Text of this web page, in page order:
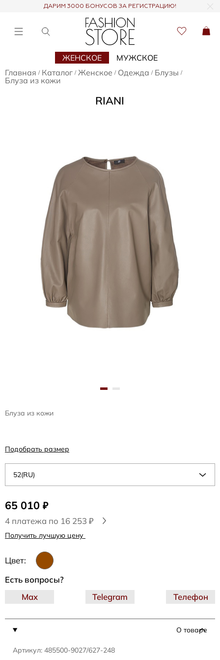
ДАРИМ 3000 БОНУСОВ ЗА РЕГИСТРАЦИЮ!
ЖЕНСКОЕ
МУЖСКОЕ
Главная / Каталог / Женское / Одежда / Блузы /
Блуза из кожи
RIANI
Блуза из кожи
65 010 ₽
4 платежа по 16 253 ₽
Получить лучшую цену
Цвет:
52(RU)
Подобрать размер
О товаре
Артикул: 485500-9027/627-248
Есть вопросы?
Telegram
Max Телефон